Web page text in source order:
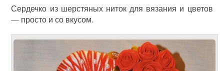
Сердечко из шерстяных ниток для вязания и цветов
— просто и со вкусом.